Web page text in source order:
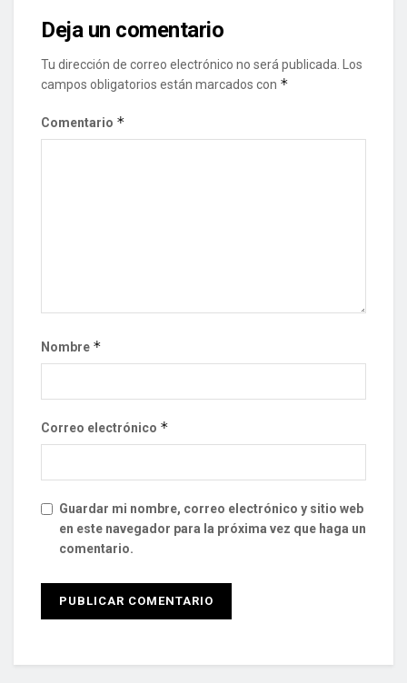
Deja un comentario
Tu dirección de correo electrónico no será publicada.
Los
campos obligatorios están marcados con *
Comentario *
Nombre *
Correo electrónico *
Guardar mi nombre, correo electrónico y sitio web
en este navegador para la próxima vez que haga un
comentario.